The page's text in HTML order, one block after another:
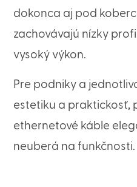
dokonca aj pod
zachovávajú nízky
vysoký výkon.
Pre podniky a
estetiku a praktickosť,
ethernetové káble
neuberá na funkčnosti.